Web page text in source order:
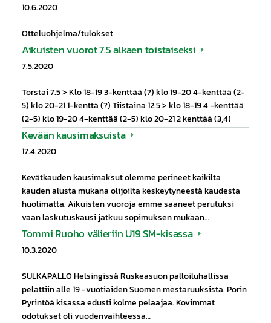
10.6.2020
Otteluohjelma/tulokset
Aikuisten vuorot 7.5 alkaen toistaiseksi
7.5.2020
Torstai 7.5 > Klo 18-19 3-kenttää (?) klo 19-20 4-kenttää (2-
5) klo 20-21 1-kenttä (?) Tiistaina 12.5 > klo 18-19 4 -kenttää
(2-5) klo 19-20 4-kenttää (2-5) klo 20-21 2 kenttää (3,4)
Kevään kausimaksuista
17.4.2020
Kevätkauden kausimaksut olemme perineet kaikilta
kauden alusta mukana olijoilta keskeytyneestä kaudesta
huolimatta. Aikuisten vuoroja emme saaneet perutuksi
vaan laskutuskausi jatkuu sopimuksen mukaan…
Tommi Ruoho välieriin U19 SM-kisassa
10.3.2020
SULKAPALLO Helsingissä Ruskeasuon palloiluhallissa
pelattiin alle 19 -vuotiaiden Suomen mestaruuksista. Porin
Pyrintöä kisassa edusti kolme pelaajaa. Kovimmat
odotukset oli vuodenvaihteessa…